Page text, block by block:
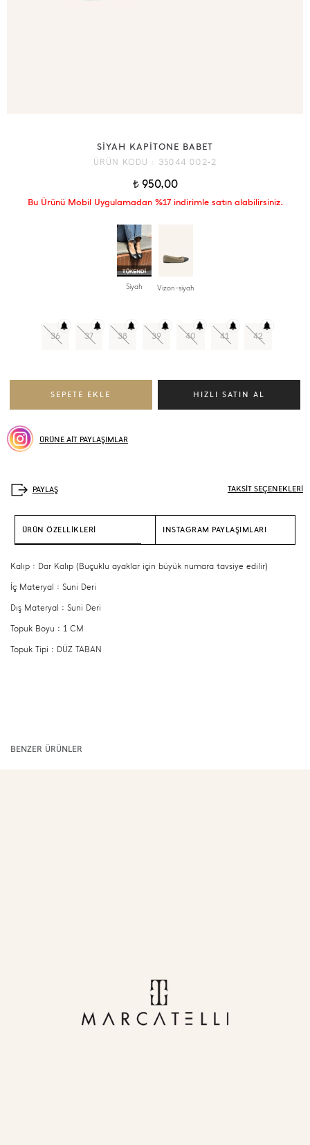
SİYAH KAPİTONE BABET
ÜRÜN KODU : 35044 002-2
t950,00
Bu Ürünü Mobil Uygulamadan %17 indirimle satın alabilirsiniz.
Siyah Vizon-siyah
36 37 38 39 40 41 42
ÜRÜNE AİT PAYLAŞIMLAR
TAKSİT SEÇENEKLERİ
ÜRÜN ÖZELLİKLERİ INSTAGRAM PAYLAŞIMLARI
Kalıp : Dar Kalıp (Buçuklu ayaklar için büyük numara tavsiye edilir)
İç Materyal : Suni Deri
Dış Materyal : Suni Deri
Topuk Boyu : 1 CM
Topuk Tipi : DÜZ TABAN
BENZER ÜRÜNLER